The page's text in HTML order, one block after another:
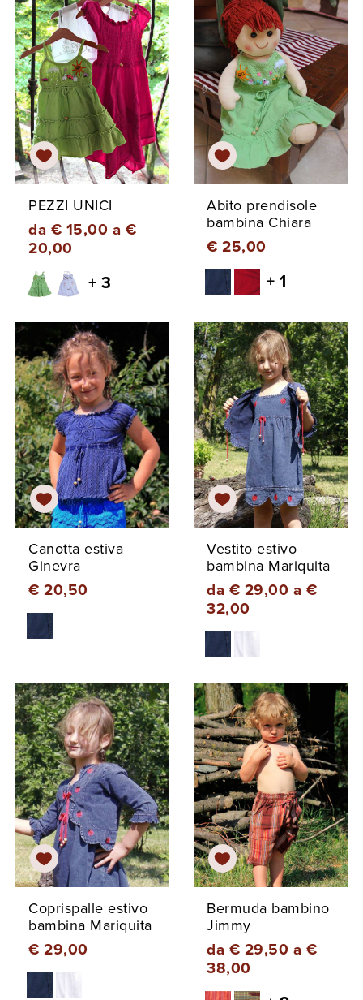
PEZZI UNICI
da € 15,00 a €
20,00
+ 3
Abito prendisole
bambina Chiara
€ 25,00
+ 1
Canotta estiva
Ginevra
€ 20,50
Vestito estivo
bambina Mariquita
da € 29,00 a €
32,00
Coprispalle estivo
bambina Mariquita
€ 29,00
Bermuda bambino
Jimmy
da € 29,50 a €
38,00